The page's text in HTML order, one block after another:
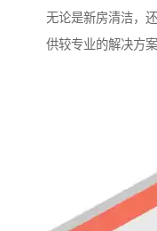
无论是新房清洁，
供较专业的解决方案